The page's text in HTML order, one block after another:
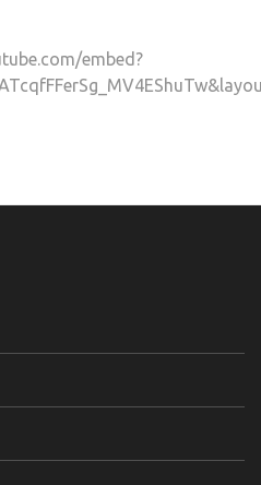
embed?